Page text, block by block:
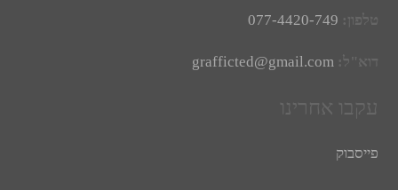
טלפון: 077-4420-749
דוא"ל: grafficted@gmail.com
עקבו אחרינו
פייסבוק